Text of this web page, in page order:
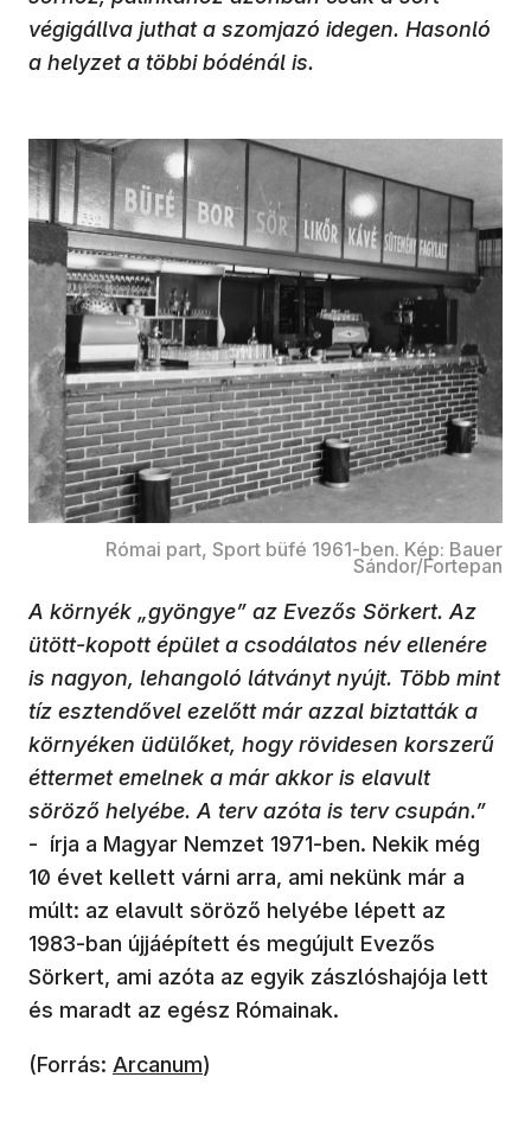
végigállva juthat a szomjazó idegen. Hasonló
a helyzet a többi bódénál is.
Római part, Sport büfé 1961-ben. Kép: Bauer
Sándor/Fortepan
A környék „gyöngye” az Evezős Sörkert. Az
ütött-kopott épület a csodálatos név ellenére
is nagyon, lehangoló látványt nyújt. Több mint
tíz esztendővel ezelőtt már azzal biztatták a
környéken üdülőket, hogy rövidesen korszerű
éttermet emelnek a már akkor is elavult
söröző helyébe. A terv azóta is terv csupán.”
- írja a Magyar Nemzet 1971-ben. Nekik még
10 évet kellett várni arra, ami nekünk már a
múlt: az elavult söröző helyébe lépett az
1983-ban újjáépített és megújult Evezős
Sörkert, ami azóta az egyik zászlóshajója lett
és maradt az egész Rómainak.
(Forrás: (új ablakban nyílik meg)
Arcanum)